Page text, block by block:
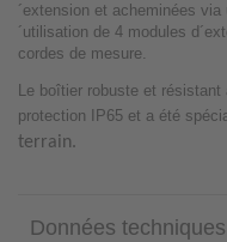
´extension et acheminées
´utilisation de 4 modules
cordes de mesure.
Le boîtier robuste et résistant
protection IP65 et a été
terrain.
Données techniques